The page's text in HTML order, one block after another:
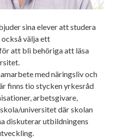
sina elever att studera
välja ett
att bli behöriga att läsa
med näringsliv och
finns tio stycken yrkesråd
arbetsgivare,
universitet där skolan
diskuterar utbildningens